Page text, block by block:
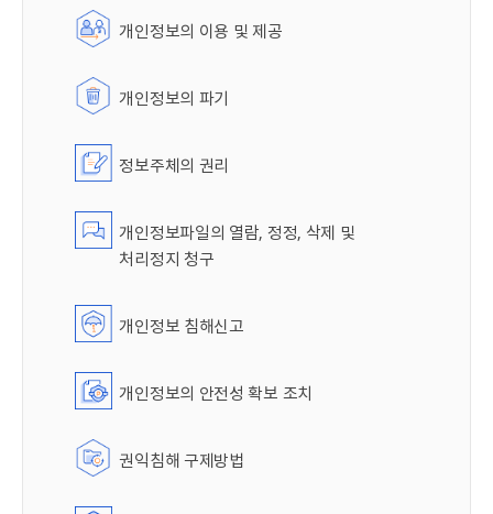
개인정보의 이용 및 제공
개인정보의 파기
정보주체의 권리
개인정보파일의 열람, 정정, 삭제 및
처리정지 청구
개인정보 침해신고
개인정보의 안전성 확보 조치
권익침해 구제방법